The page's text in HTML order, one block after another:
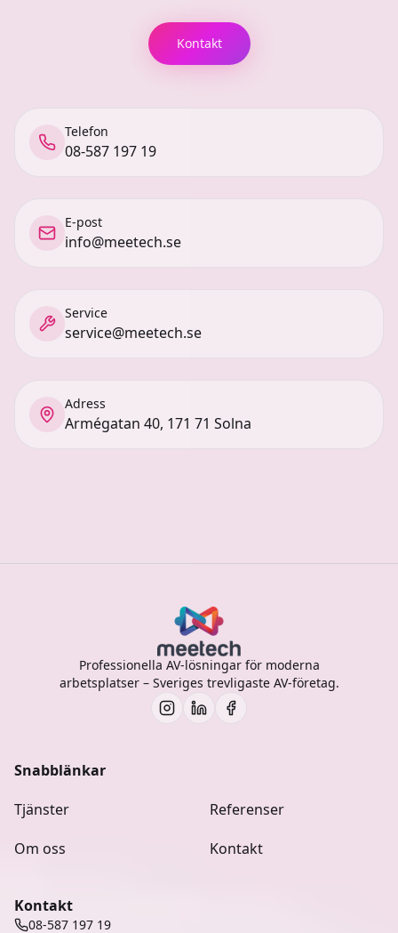
Kontakt
Telefon
08-587 197 19
E-post
info@meetech.se
Service
service@meetech.se
Adress
Armégatan 40, 171 71 Solna
Professionella AV-lösningar för moderna
arbetsplatser – Sveriges trevligaste AV-företag.
Snabblänkar
Tjänster
Referenser
Om oss
Kontakt
Kontakt
08-587 197 19